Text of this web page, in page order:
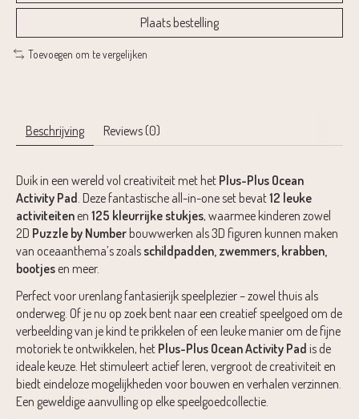
Plaats bestelling
Toevoegen om te vergelijken
Beschrijving Reviews (0)
Duik in een wereld vol creativiteit met het Plus-Plus Ocean
Activity Pad . Deze fantastische all-in-one set bevat12 leuke
activiteiten en 125 kleurrijke stukjes, waarmee kinderen zowel
2D Puzzle by Number bouwwerken als 3D figuren kunnen maken
van oceaanthema’s zoals schildpadden, zwemmers, krabben,
bootjes en meer.
Perfect voor urenlang fantasierijk speelplezier – zowel thuis als
onderweg. Of je nu op zoek bent naar een creatief speelgoed om de
verbeelding van je kind te prikkelen of een leuke manier om de fijne
motoriek te ontwikkelen, het Plus-Plus Ocean Activity Pad is de
ideale keuze. Het stimuleert actief leren, vergroot de creativiteit en
biedt eindeloze mogelijkheden voor bouwen en verhalen verzinnen.
Een geweldige aanvulling op elke speelgoedcollectie.